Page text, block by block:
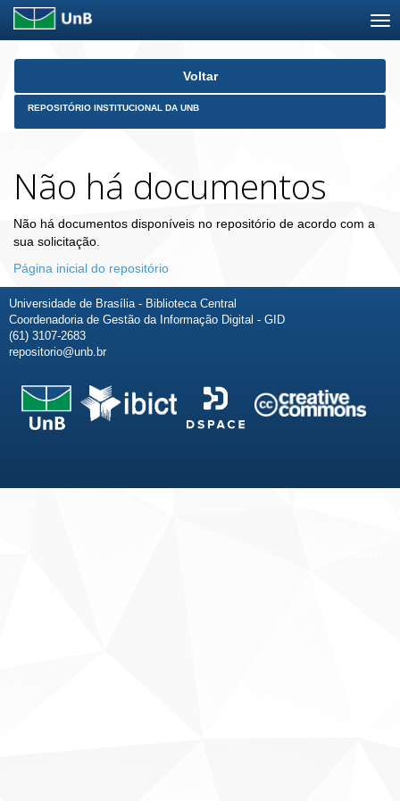
Skip
Voltar
REPOSITÓRIO INSTITUCIONAL DA UNB
Não há documentos
Não há documentos disponíveis no repositório de acordo com a
sua solicitação.
Página inicial do repositório
Universidade de Brasília - Biblioteca Central
Coordenadoria de Gestão da Informação Digital - GID
(61) 3107-2683
repositorio@unb.br